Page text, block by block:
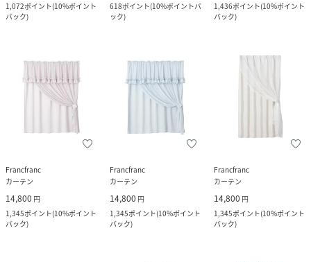
1,072ポイント(10%ポイント
バック)
618ポイント(10%ポイントバ
ック)
1,436ポイント(10%ポイント
バック)
Francfranc
カーテン
14,800 円
1,345ポイント(10%ポイント
バック)
Francfranc
カーテン
14,800 円
1,345ポイント(10%ポイント
バック)
Francfranc
カーテン
14,800 円
1,345ポイント(10%ポイント
バック)